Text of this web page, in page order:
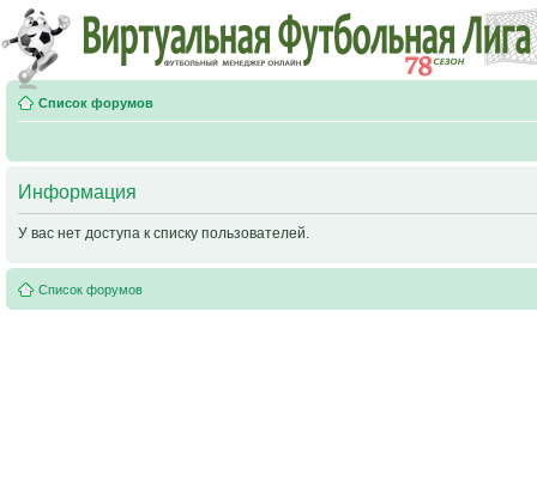
Список форумов
Информация
У вас нет доступа к списку пользователей.
Список форумов